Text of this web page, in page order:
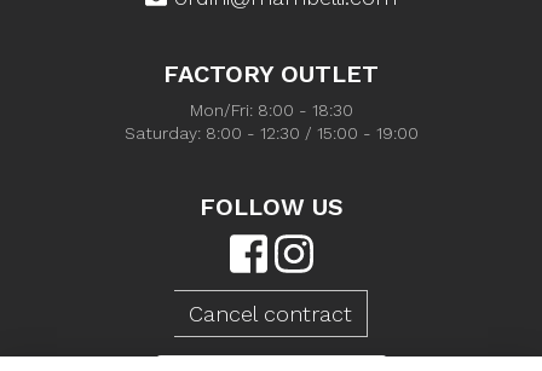
FACTORY OUTLET
Mon/Fri: 8:00 - 18:30
Saturday: 8:00 - 12:30 / 15:00 - 19:00
FOLLOW US
Cancel contract